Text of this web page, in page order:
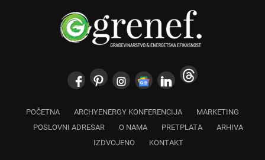
POČETNA ARCHYENERGY KONFERENCIJA
MARKETING
POSLOVNI ADRESAR
O NAMA PRETPLATA
ARHIVA
IZDVOJENO
KONTAKT